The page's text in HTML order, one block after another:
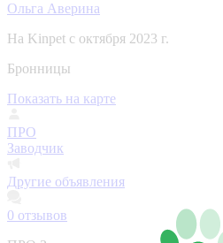
Ольга Аверина
На Kinpet c октября 2023 г.
Бронницы
Показать на карте
ПРО
Заводчик
Другие объявления
0 отзывов